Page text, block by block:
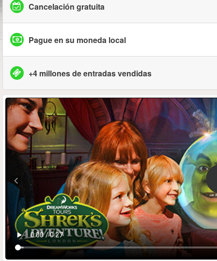
Cancelación gratuita
Pague en su moneda local
+4 millones de entradas vendidas